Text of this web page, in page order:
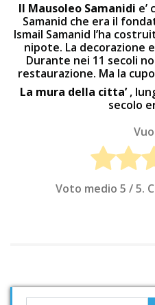
Il Mausoleo Samanidi e’
Samanid che era il
Ismail Samanid l’ha
nipote. La decorazione
Durante nei 11 secoli
restaurazione. Ma la
La mura della citta’,
secolo
Voto medio 5 / 5.